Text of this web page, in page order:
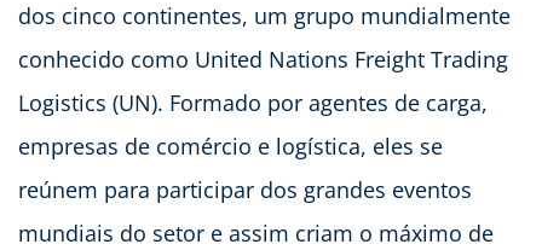
dos cinco continentes, um grupo mundialmente
conhecido como United Nations Freight Trading
Logistics (UN). Formado por agentes de carga,
empresas de comércio e logística, eles se
reúnem para participar dos grandes eventos
mundiais do setor e assim criam o máximo de